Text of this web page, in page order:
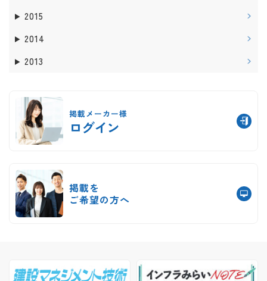
2015
2014
2013
掲載メーカー様
ログイン
掲載を
ご希望の方へ